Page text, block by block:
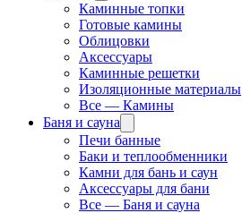
Каминные топки
Готовые камины
Облицовки
Аксессуары
Каминные решетки
Изоляционные материалы
Все — Камины
Баня и сауна
Печи банные
Баки и теплообменники
Камни для бань и саун
Аксессуары для бани
Все — Баня и сауна